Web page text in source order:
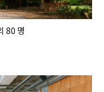
80 명